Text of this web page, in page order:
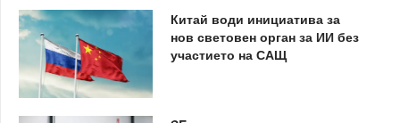
Китай води инициатива за
нов световен орган за ИИ без
участието на САЩ